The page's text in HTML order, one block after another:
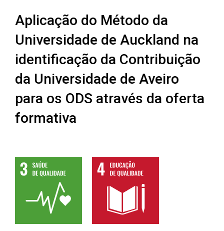
Aplicação do Método da
Universidade de Auckland na
identificação da Contribuição
da Universidade de Aveiro
para os ODS através da oferta
formativa